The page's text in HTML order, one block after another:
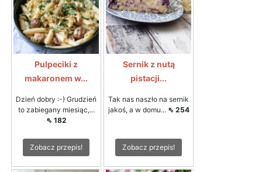
Pulpeciki z
makaronem w...
Dzień dobry :-) Grudzień
to zabiegany miesiąc,...
⇖ 182
Zobacz przepis!
Sernik z nutą
pistacji...
Tak nas naszło na sernik
jakoś, a w domu... ⇖ 254
Zobacz przepis!